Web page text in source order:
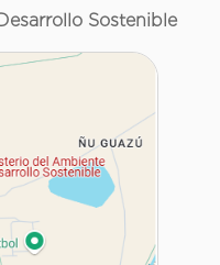
Sostenible